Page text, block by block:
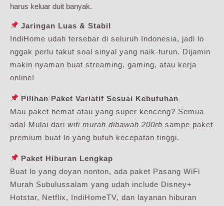
harus keluar duit banyak.
Jaringan Luas & Stabil
IndiHome udah tersebar di seluruh Indonesia, jadi lo
nggak perlu takut soal sinyal yang naik-turun. Dijamin
makin nyaman buat streaming, gaming, atau kerja
online!
Pilihan Paket Variatif Sesuai Kebutuhan
Mau paket hemat atau yang super kenceng? Semua
ada! Mulai dari wifi murah dibawah 200rb sampe paket
premium buat lo yang butuh kecepatan tinggi.
Paket Hiburan Lengkap
Buat lo yang doyan nonton, ada paket Pasang WiFi
Murah Subulussalam yang udah include Disney+
Hotstar, Netflix, IndiHomeTV, dan layanan hiburan